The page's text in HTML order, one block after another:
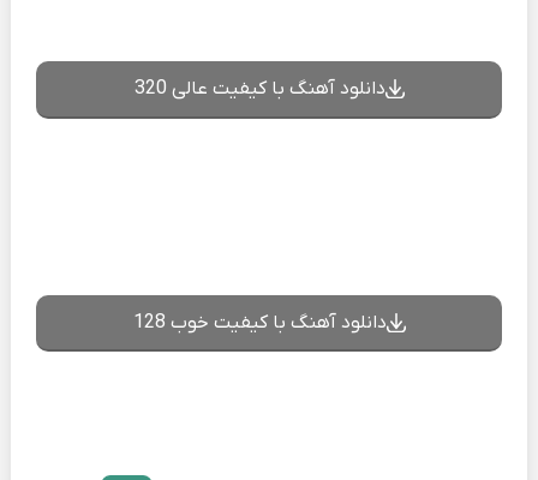
دانلود آهنگ با کیفیت عالی 320
دانلود آهنگ با کیفیت خوب 128